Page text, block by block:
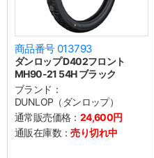
商品番号 013793
ダンロップ D402フロント
MH90-21 54H ブラック
ブランド：
DUNLOP（ダンロップ）
通常販売価格： 24,600円
通販在庫数：売り切れ中